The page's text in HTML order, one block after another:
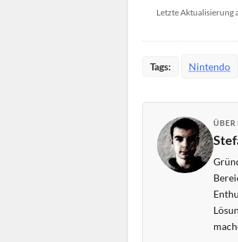
Letzte Aktualisierung
Tags: Nintendo
ÜBER